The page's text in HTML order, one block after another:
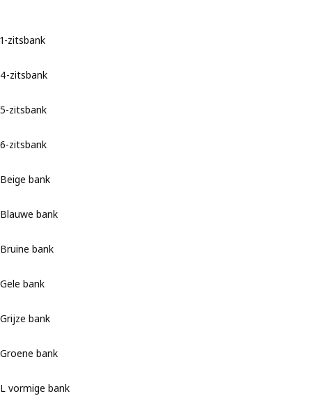
1-zitsbank
4-zitsbank
5-zitsbank
6-zitsbank
Beige bank
Blauwe bank
Bruine bank
Gele bank
Grijze bank
Groene bank
L vormige bank